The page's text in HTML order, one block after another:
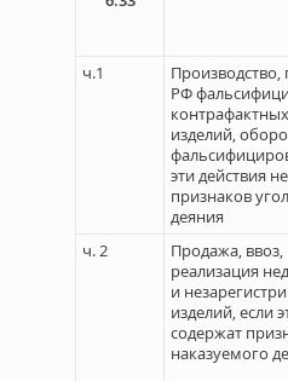
ч.1
Производство,
РФ
изделий,
эти действия
признаков
деяния
ч. 2
Продажа, ввоз,
реализация
и
изделий, если
содержат
наказуемого